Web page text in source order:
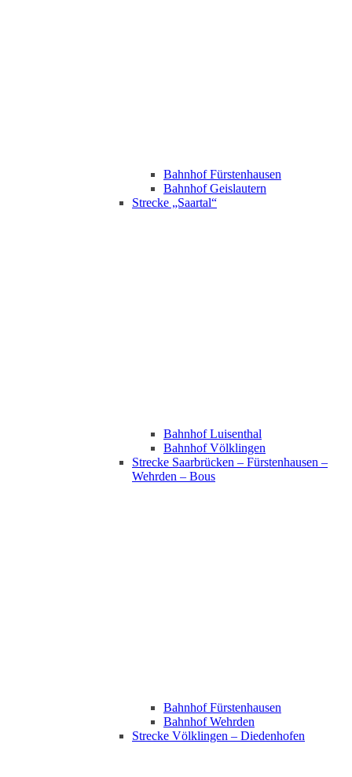
Bahnhof Fürstenhausen
Bahnhof Geislautern
Strecke „Saartal“
Bahnhof Luisenthal
Bahnhof Völklingen
Strecke Saarbrücken – Fürstenhausen –
Wehrden – Bous
Bahnhof Fürstenhausen
Bahnhof Wehrden
Strecke Völklingen – Diedenhofen